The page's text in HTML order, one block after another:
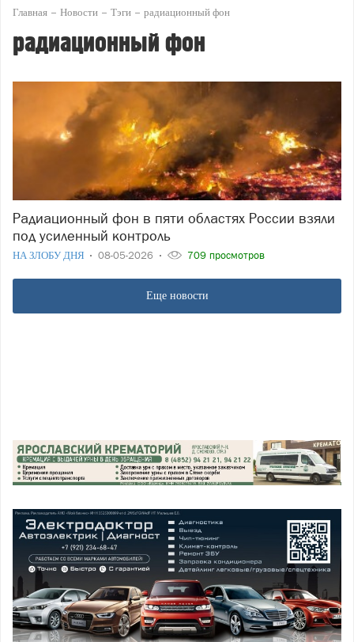
Главная Новости Тэги радиационный фон
радиационный фон
Радиационный фон в пяти областях России взяли
под усиленный контроль
НА ЗЛОБУ ДНЯ 08-05-2026 709 просмотров
Еще новости